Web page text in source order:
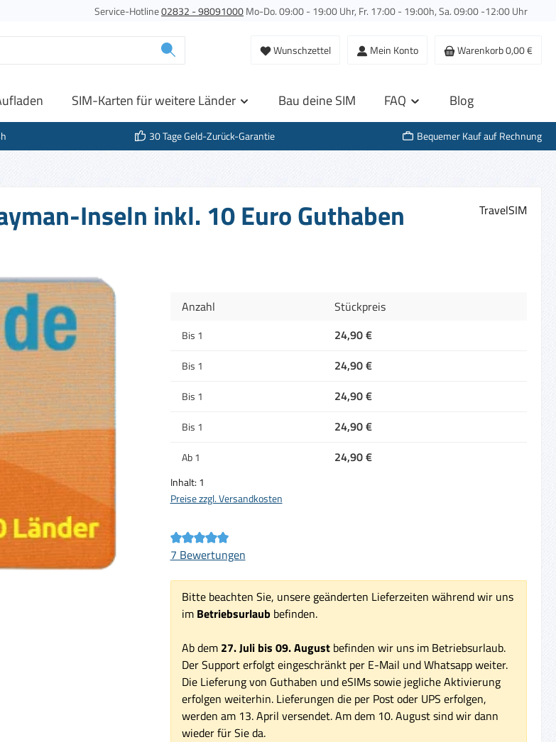
Service-Hotline02832 - 98091000Mo-Do. 09:00 - 19:00 Uhr, Fr. 17:00 - 19:00h, Sa. 09:00 -12:00 Uhr
Wunschzettel Mein Konto Warenkorb0,00 €
SIM-Karten für weitere Länder Bau deine SIM FAQ Blog
30 Tage Geld-Zurück-Garantie
Bequemer Kauf auf Rechnung
Inseln inkl. 10 Euro Guthaben TravelSIM
Anzahl
Stückpreis
Bis 1 24,90 €
Bis 1 24,90 €
Bis 1 24,90 €
Bis 1 24,90 €
Ab1 24,90 €
Inhalt: 1
Preise zzgl. Versandkosten
Durchschnittliche Bewertung von 5 von 5 Sternen
7 Bewertungen
Bitte beachten Sie, unsere geänderten Lieferzeiten während wir uns
im Betriebsurlaub befinden.
Ab dem 27. Juli bis 09. Augustbefinden wir uns im Betriebsurlaub.
Der Support erfolgt eingeschränkt per E-Mail und Whatsapp weiter.
Die Lieferung von Guthaben und eSIMs sowie jegliche Aktivierung
erfolgen weiterhin. Lieferungen die per Post oder UPS erfolgen,
werden am 13. April versendet. Am dem 10. August sind wir dann
wieder für Sie da.